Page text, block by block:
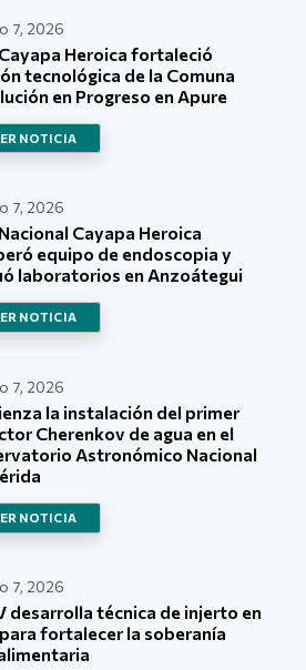
7, 2026
Heroica fortaleció
tecnológica de la Comuna
en Progreso en Apure
NOTICIA
7, 2026
Cayapa Heroica
equipo de endoscopia y
laboratorios en Anzoátegui
NOTICIA
7, 2026
la instalación del primer
Cherenkov de agua en el
Astronómico Nacional
NOTICIA
7, 2026
desarrolla técnica de injerto en
fortalecer la soberanía